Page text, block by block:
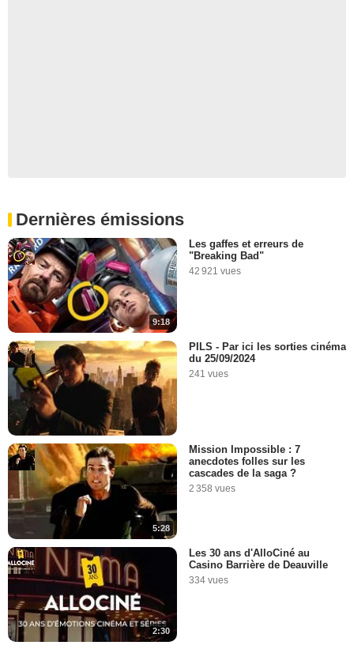
Dernières émissions
9:18
Les gaffes et erreurs de
"Breaking Bad"
42 921 vues
PILS - Par ici les sorties cinéma
du 25/09/2024
241 vues
5:28
Mission Impossible : 7
anecdotes folles sur les
cascades de la saga ?
2 358 vues
2:30
Les 30 ans d'AlloCiné au
Casino Barrière de Deauville
334 vues